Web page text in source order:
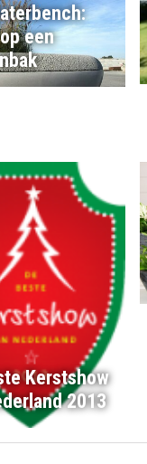
een
Kerstshow
2013